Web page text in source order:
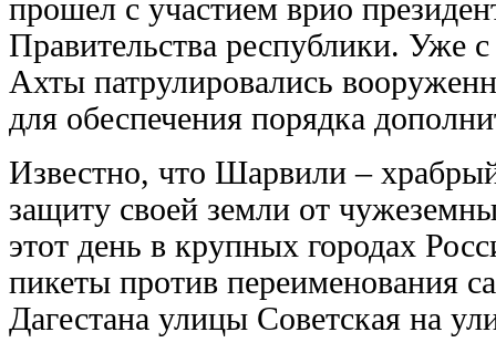
прошел с участием врио
Правительства республики. Уже
Ахты патрулировались
для обеспечения порядка
Известно, что Шарвили –
защиту своей земли от
этот день в крупных городах
пикеты против переименования
Дагестана улицы Советская на